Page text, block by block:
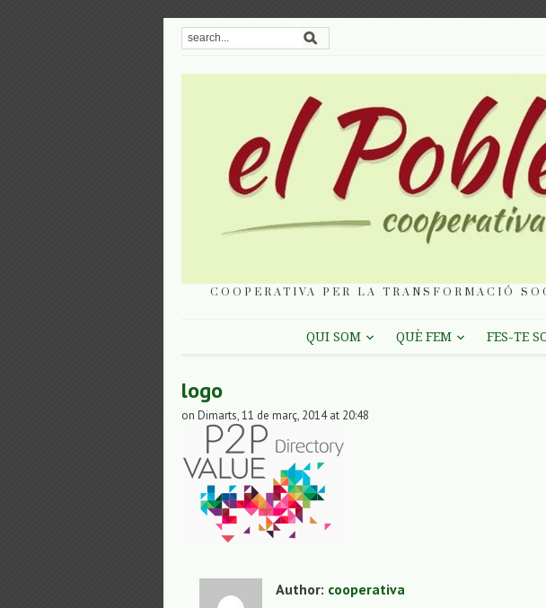
COOPERATIVA PER LA TRANSFORMACIÓ
QUI SOM QUÈ FEM FES-TE
logo
on Dimarts, 11 de març, 2014 at 20:48
Author: cooperativa